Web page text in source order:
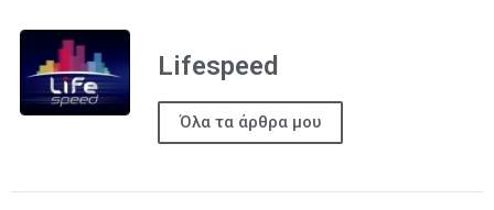
Lifespeed
Όλα τα άρθρα μου